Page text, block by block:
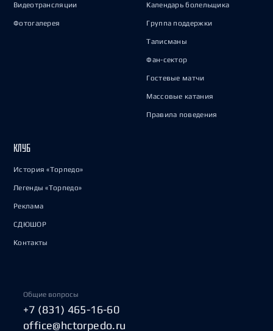
Видеотрансляции
Фотогалерея
Календарь болельщика
Группа поддержки
Талисманы
Фан-сектор
Гостевые матчи
Массовые катания
Правила поведения
КЛУБ
История «Торпедо»
Легенды «Торпедо»
Реклама
СДЮШОР
Контакты
Общие вопросы
+7 (831) 465-16-60
office@hctorpedo.ru